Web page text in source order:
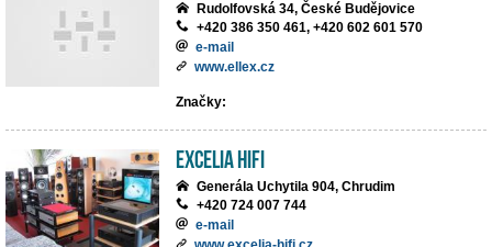
Rudolfovská 34, České Budějovice
+420 386 350 461, +420 602 601 570
e-mail
www.ellex.cz
Značky:
EXCELIA HIFI
Generála Uchytila 904, Chrudim
+420 724 007 744
e-mail